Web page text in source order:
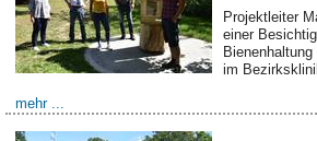
Projektleiter
einer
im
mehr ...